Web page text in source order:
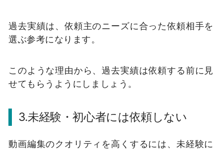
過去実績は、依頼主のニーズに合った依頼相手を
選ぶ参考になります。
このような理由から、過去実績は依頼する前に見
せてもらうようにしましょう。
3.未経験・初心者には依頼しない
動画編集のクオリティを高くするには、未経験に